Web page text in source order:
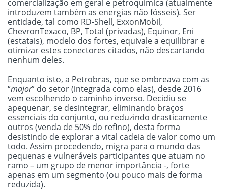
comercialização em geral e petroquímica (atualmente
introduzem também as energias não fósseis). Ser
entidade, tal como RD-Shell, ExxonMobil,
ChevronTexaco, BP, Total (privadas), Equinor, Eni
(estatais), modelo dos fortes, equivale a equilibrar e
otimizar estes conectores citados, não descartando
nenhum deles.
Enquanto isto, a Petrobras, que se ombreava com as
“major” do setor (integrada como elas), desde 2016
vem escolhendo o caminho inverso. Decidiu se
apequenar, se desintegrar, eliminando braços
essenciais do conjunto, ou reduzindo drasticamente
outros (venda de 50% do refino), desta forma
desistindo de explorar a vital cadeia de valor como um
todo. Assim procedendo, migra para o mundo das
pequenas e vulneráveis participantes que atuam no
ramo – um grupo de menor importância -, forte
apenas em um segmento (ou pouco mais de forma
reduzida).